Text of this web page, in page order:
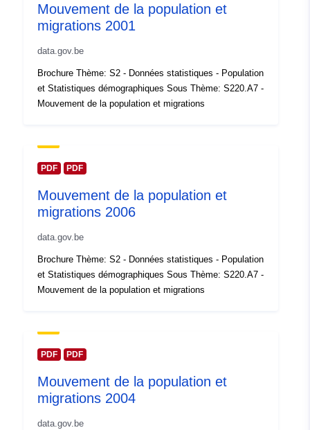
https://statbel.fgov.be/en
Compte rendu du
Mise à jour sur data.europa.eu:
30 July 2026
Type: Polygon
Identificateurs:
uriRef:
http://data.europa.eu/88u/dataset/
id
Couverture
temporelle:
- 31 December 2003
Mouvement de la population et
migrations 2001
data.gov.be
Brochure Thème: S2 - Données statistiques - Population
et Statistiques démographiques Sous Thème: S220.A7 -
Mouvement de la population et migrations
PDF PDF
Mouvement de la population et
migrations 2006
data.gov.be
Brochure Thème: S2 - Données statistiques - Population
et Statistiques démographiques Sous Thème: S220.A7 -
Mouvement de la population et migrations
PDF PDF
Mouvement de la population et
migrations 2004
data.gov.be